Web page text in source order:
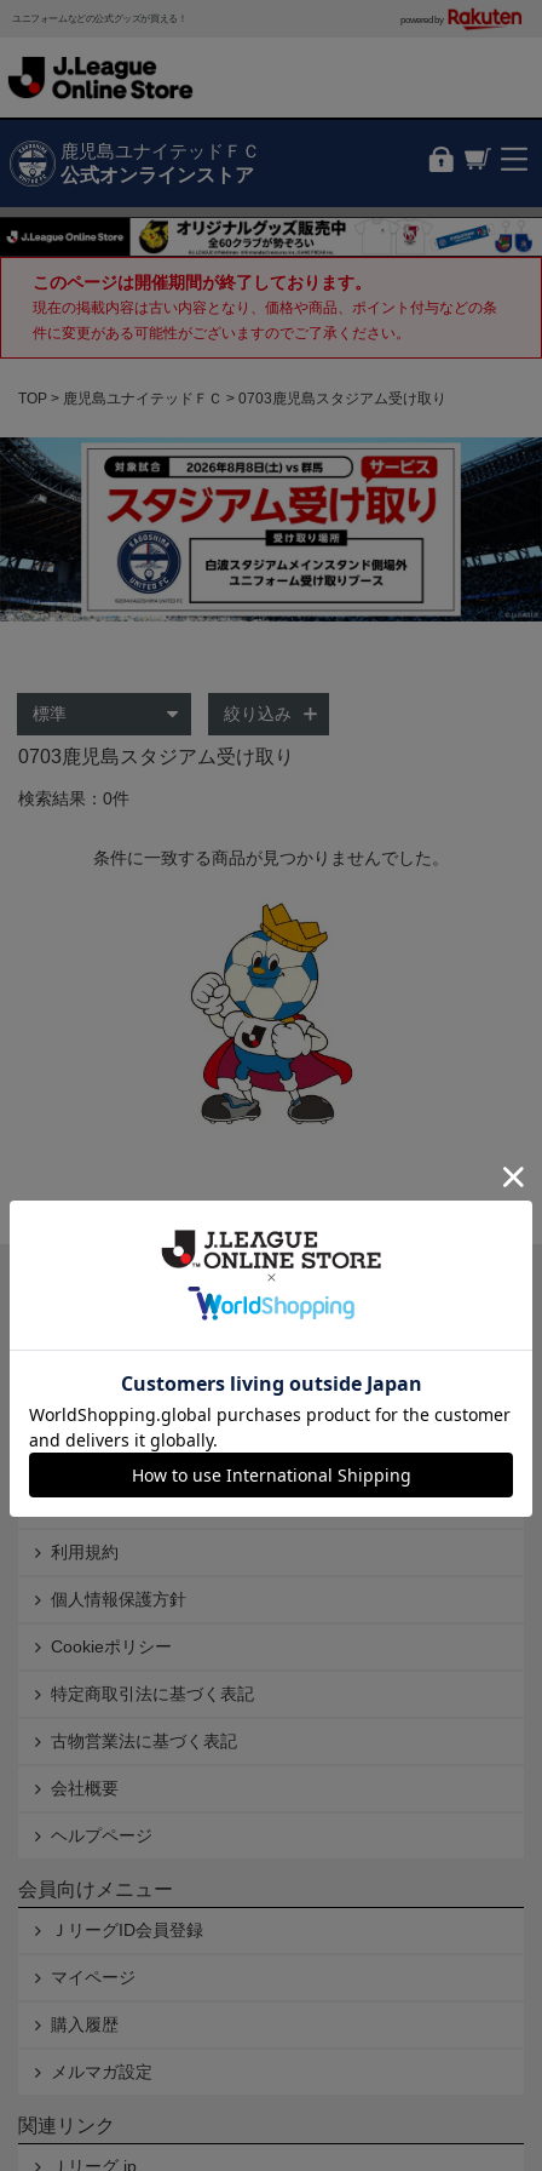
ユニフォームなどの公式グッズが買える！ powered by
鹿児島ユナイテッドＦＣ
公式オンラインストア
このページは開催期間が終了しております。
現在の掲載内容は古い内容となり、価格や商品、ポイント付与などの条
件に変更がある可能性がございますのでご了承ください。
TOP 鹿児島ユナイテッドＦＣ 0703鹿児島スタジアム受け取り
絞り込み
0703鹿児島スタジアム受け取り
検索結果：0件
条件に一致する商品が見つかりませんでした。
Ｊ1 Ｊ2 Ｊ3
利用規約
個人情報保護方針
Cookieポリシー
特定商取引法に基づく表記
古物営業法に基づく表記
会社概要
ヘルプページ
会員向けメニュー
ＪリーグID会員登録
マイページ
購入履歴
メルマガ設定
関連リンク
Ｊリーグ.jp